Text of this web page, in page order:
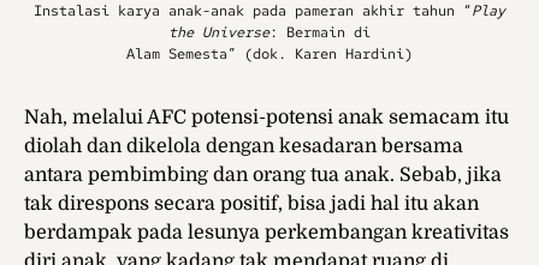
Instalasi karya anak-anak pada pameran akhir tahun “Play
the Universe: Bermain di
Alam Semesta” (dok. Karen Hardini)
Nah, melalui AFC potensi-potensi anak semacam itu
diolah dan dikelola dengan kesadaran bersama
antara pembimbing dan orang tua anak. Sebab, jika
tak direspons secara positif, bisa jadi hal itu akan
berdampak pada lesunya perkembangan kreativitas